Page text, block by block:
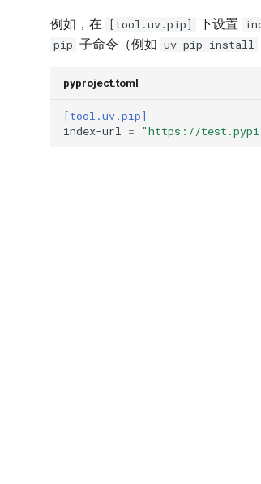
例如，在 [tool.uv.pip] 下设置
pip 子命令（例如 uv pip install
pyproject.toml
[tool.uv.pip]
index-url = "https://